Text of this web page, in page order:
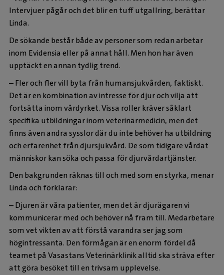
Intervjuer pågår och det blir en tuff utgallring, berättar
Linda.
De sökande består både av personer som redan arbetar
inom Evidensia eller på annat håll. Men hon har även
upptäckt en annan tydlig trend.
– Fler och fler vill byta från humansjukvården, faktiskt.
Det är en kombination av intresse för djur och vilja att
fortsätta inom vårdyrket. Vissa roller kräver såklart
specifika utbildningar inom veterinärmedicin, men det
finns även andra sysslor där du inte behöver ha utbildning
och erfarenhet från djursjukvård. De som tidigare vårdat
människor kan söka och passa för djurvårdartjänster.
Den bakgrunden räknas till och med som en styrka, menar
Linda och förklarar:
– Djuren är våra patienter, men det är djurägaren vi
kommunicerar med och behöver nå fram till. Medarbetare
som vet vikten av att förstå varandra ser jag som
högintressanta. Den förmågan är en enorm fördel då
teamet på Vasastans Veterinärklinik alltid ska sträva efter
att göra besöket till en trivsam upplevelse.